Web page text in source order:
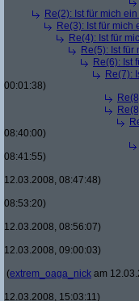
Re(2): Ist für mich
Re(3): Ist für
Re(4): Ist für
Re(5): Ist
Re(6): Ist
Re(7):
00:01:38)
08:40:00)
08:41:55)
12.03.2008, 08:47:48)
08:53:20)
12.03.2008, 08:56:07)
12.03.2008, 09:00:03)
(extrem_oaga_nick am
12.03.2008, 15:03:11)